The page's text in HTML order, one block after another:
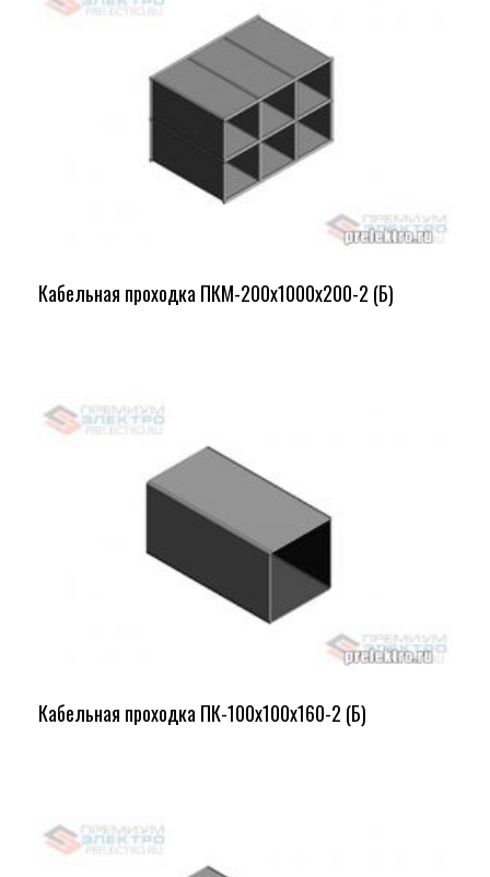
Кабельная проходка ПКМ-200х1000х200-2 (Б)
Кабельная проходка ПК-100х100х160-2 (Б)